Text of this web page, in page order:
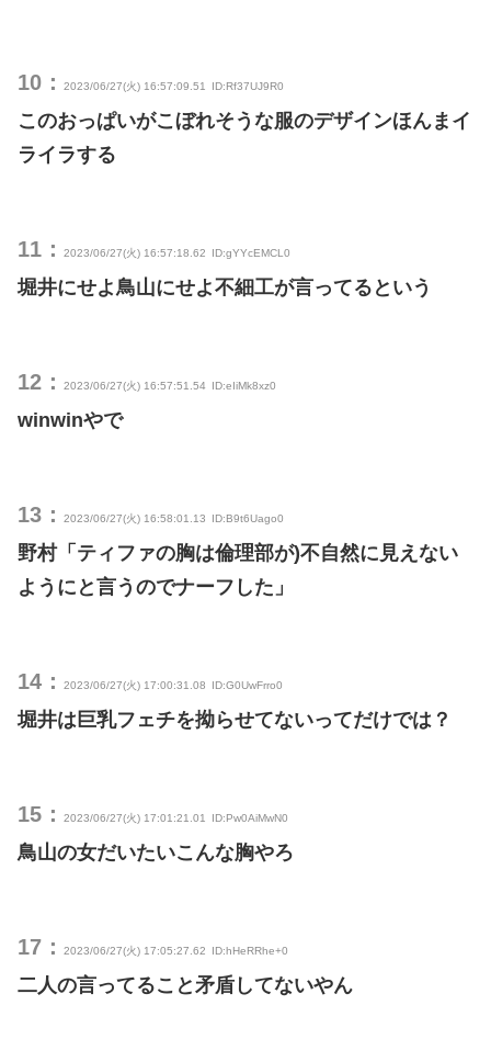
10： 2023/06/27(火) 16:57:09.51 ID:Rf37UJ9R0
このおっぱいがこぼれそうな服のデザインほんまイ
ライラする
11： 2023/06/27(火) 16:57:18.62 ID:gYYcEMCL0
堀井にせよ鳥山にせよ不細工が言ってるという
12： 2023/06/27(火) 16:57:51.54 ID:eIiMk8xz0
winwinやで
13： 2023/06/27(火) 16:58:01.13 ID:B9t6Uago0
野村「ティファの胸は倫理部が)不自然に見えない
ようにと言うのでナーフした」
14： 2023/06/27(火) 17:00:31.08 ID:G0UwFrro0
堀井は巨乳フェチを拗らせてないってだけでは？
15： 2023/06/27(火) 17:01:21.01 ID:Pw0AiMwN0
鳥山の女だいたいこんな胸やろ
17： 2023/06/27(火) 17:05:27.62 ID:hHeRRhe+0
二人の言ってること矛盾してないやん